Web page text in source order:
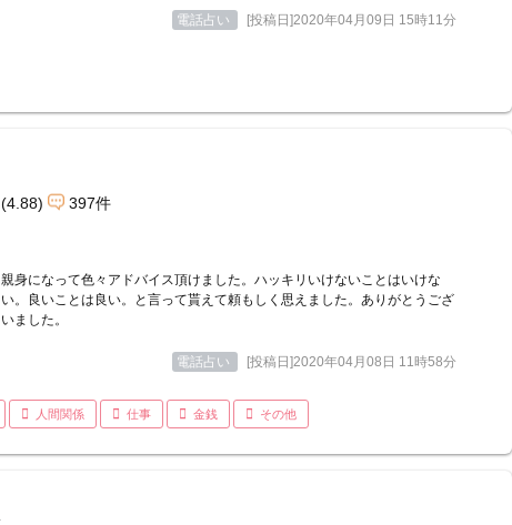
電話占い [投稿日]2020年04月09日 15時11分
(4.88) 397件
親身になって色々アドバイス頂けました。ハッキリいけないことはいけな
い。良いことは良い。と言って貰えて頼もしく思えました。ありがとうござ
いました。
電話占い [投稿日]2020年04月08日 11時58分
人間関係 仕事 金銭 その他